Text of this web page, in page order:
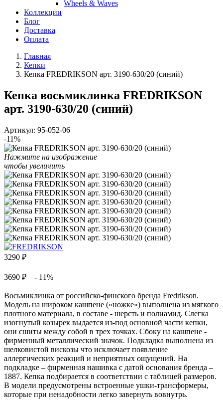
Wheels & Waves
Коллекции
Блог
Доставка
Оплата
Главная
Кепки
Кепка FREDRIKSON арт. 3190-630/20 (синий)
Кепка восьмиклинка FREDRIKSON
арт. 3190-630/20 (синий)
Артикул: 95-052-06
-11%
Нажмите на изображение
чтобы увеличить
3290 ₽
3690 ₽ - 11%
Восьмиклинка от российско-финского бренда Fredrikson.
Модель на широком кашпене («ножке») выполнена из мягкого
плотного материала, в составе - шерсть и полиамид. Слегка
изогнутый козырек выдается из-под основной части кепки,
они сшиты между собой в трех точках. Сбоку на кашпене -
фирменный металлический значок. Подкладка выполнена из
шелковистой вискозы что исключает появление
аллергических реакций и неприятных ощущений. На
подкладке – фирменная нашивка с датой основания бренда –
1887. Кепка подбирается в соответствии с таблицей размеров.
В модели предусмотрены встроенные ушки-трансформеры,
которые при ненадобности легко завернуть вовнутрь.